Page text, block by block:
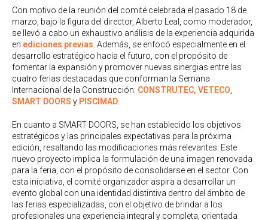
Con motivo de la reunión del comité celebrada el pasado 18 de
marzo, bajo la figura del director, Alberto Leal, como moderador,
se llevó a cabo un exhaustivo análisis de la experiencia adquirida
en ediciones previas . Además, se enfocó especialmente en el
desarrollo estratégico hacia el futuro, con el propósito de
fomentar la expansión y promover nuevas sinergias entre las
cuatro ferias destacadas que conforman la Semana
Internacional de la Construcción: CONSTRUTEC, VETECO
SMART DOORS y PISCIMAD
En cuanto a SMART DOORS, se han establecido los objetivos
estratégicos y las principales expectativas para la próxima
edición, resaltando las modificaciones más relevantes. Este
nuevo proyecto implica la formulación de una imagen renovada
para la feria, con el propósito de consolidarse en el sector. Con
esta iniciativa, el comité organizador aspira a desarrollar un
evento global con una identidad distintiva dentro del ámbito de
las ferias especializadas, con el objetivo de brindar a los
profesionales una experiencia integral y completa, orientada